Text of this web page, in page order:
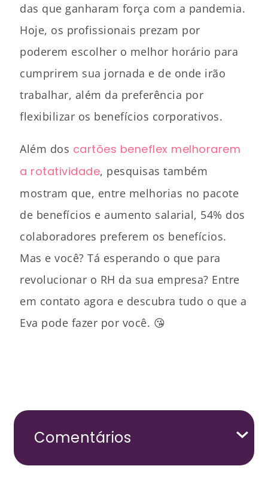
das que ganharam força com a pandemia.
Hoje, os profissionais prezam por
poderem escolher o melhor horário para
cumprirem sua jornada e de onde irão
trabalhar, além da preferência por
flexibilizar os benefícios corporativos.
Além dos cartões beneflex melhorarem
a rotatividade, pesquisas também
mostram que, entre melhorias no pacote
de benefícios e aumento salarial, 54% dos
colaboradores preferem os benefícios.
Mas e você? Tá esperando o que para
revolucionar o RH da sua empresa? Entre
em contato agora e descubra tudo o que a
Eva pode fazer por você. 😘
Comentários